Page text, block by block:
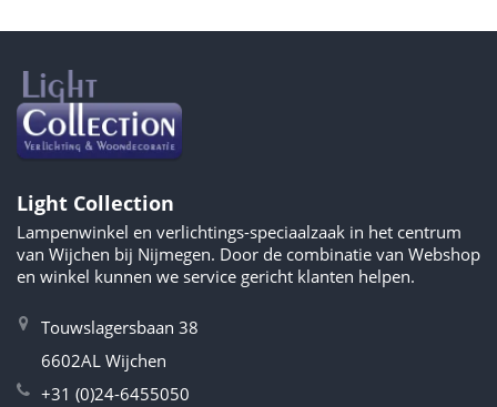
Light Collection
Lampenwinkel en verlichtings-speciaalzaak in het centrum
van Wijchen bij Nijmegen. Door de combinatie van Webshop
en winkel kunnen we service gericht klanten helpen.
Touwslagersbaan 38
6602AL Wijchen
+31 (0)24-6455050